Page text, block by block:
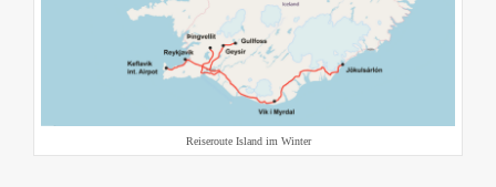
Reiseroute Island im Winter